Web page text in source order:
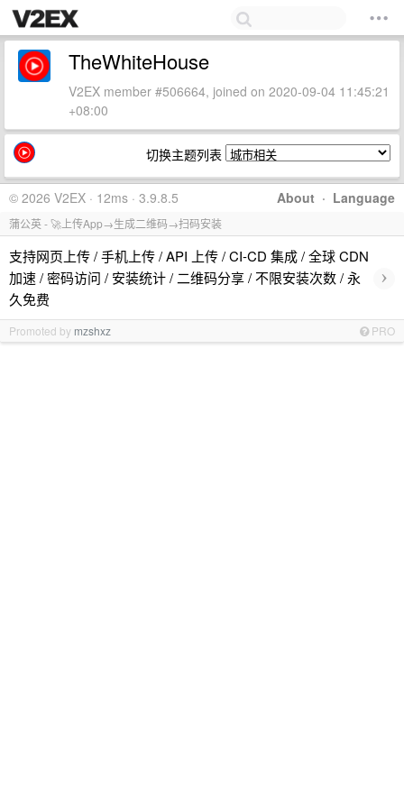
TheWhiteHouse
V2EX member #506664, joined on 2020-09-04 11:45:21
+08:00
切换主题列表
About · Language
© 2026 V2EX · 12ms · 3.9.8.5
蒲公英 - 🚀上传App→生成二维码→扫码安装
支持网页上传 / 手机上传 / API 上传 / CI-CD 集成 / 全球 CDN
加速 / 密码访问 / 安装统计 / 二维码分享 / 不限安装次数 / 永
久免费
›
Promoted by mzshxz PRO